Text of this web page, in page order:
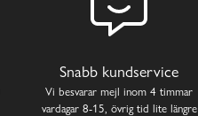
Snabb kundservice
Vi besvarar mejl inom 4 timmar
vardagar 8-15, övrig tid lite längre